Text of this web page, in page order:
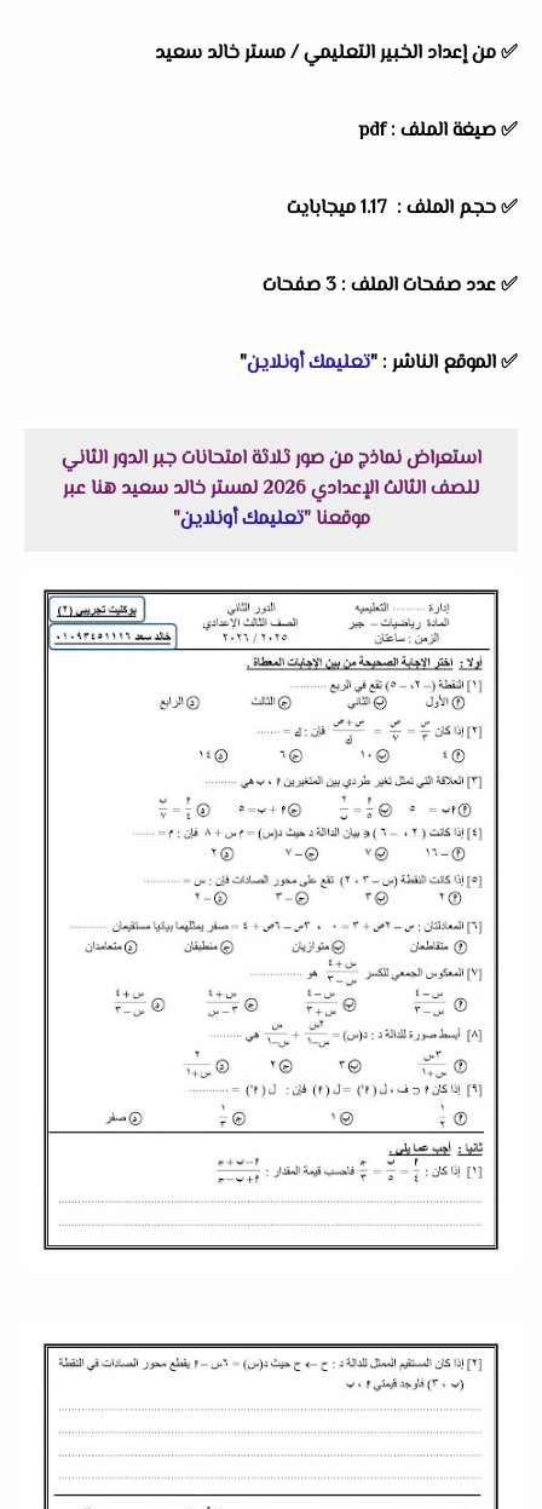
✅من إعداد الخبير التعليمي /مستر خالد سعيد
✅ صيغة الملف : pdf
✅ حجم الملف : 1.17 ميجابايت
✅ عدد صفحات الملف : 3 صفحات
✅الموقع الناشر : "تعليمك أونلاين"
استعراض نماذج من صور ثلاثة امتحانات جبر الدور الثاني
للصف الثالث الإعدادي 2026 لمستر خالد سعيد هنا عبر
موقعنا "تعليمك أونلاين"